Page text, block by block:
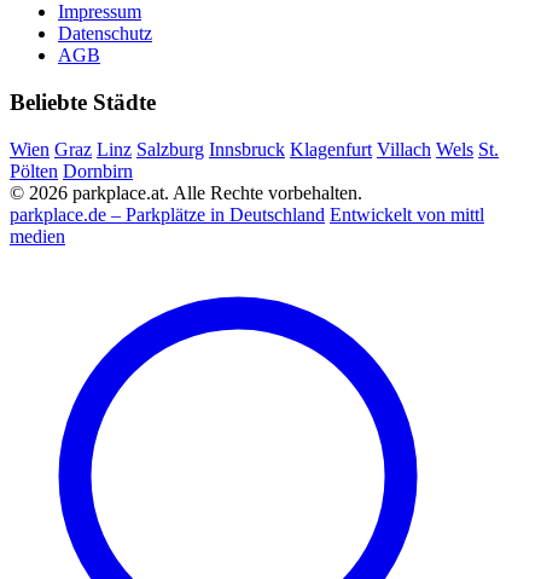
Impressum
Datenschutz
AGB
Beliebte Städte
Wien Graz Linz Salzburg Innsbruck Klagenfurt Villach Wels St.
Pölten Dornbirn
© 2026 parkplace.at. Alle Rechte vorbehalten.
parkplace.de – Parkplätze in Deutschland Entwickelt von mittl
medien